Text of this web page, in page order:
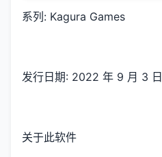
系列: Kagura Games
发行日期: 2022 年 9 月 3 日
关于此软件